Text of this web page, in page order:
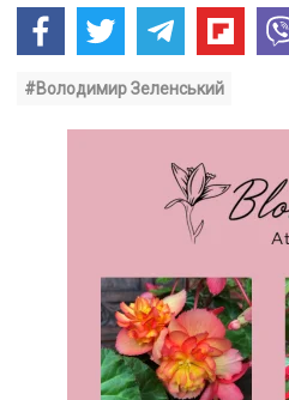
#Володимир Зеленський